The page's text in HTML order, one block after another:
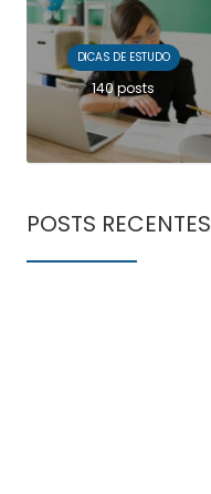
DICAS DE ESTUDO
140 posts
POSTS RECENTES